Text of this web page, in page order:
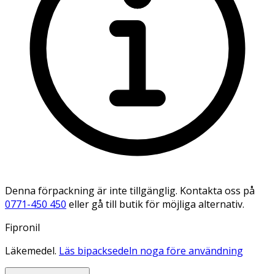
Denna förpackning är inte tillgänglig. Kontakta oss på
0771-450 450 eller gå till butik för möjliga alternativ.
Fipronil
Läkemedel. Läs bipacksedeln noga före användning